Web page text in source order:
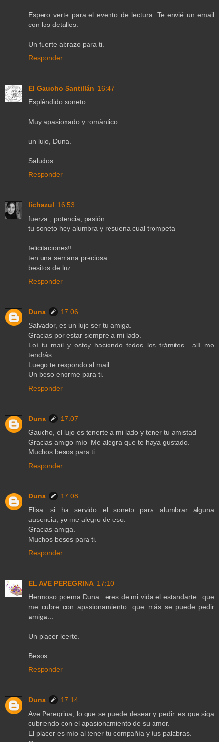
Espero verte para el evento de lectura. Te envié un email
con los detalles.
Un fuerte abrazo para ti.
Responder
El Gaucho Santillán 16:47
Esplèndido soneto.
Muy apasionado y romàntico.
un lujo, Duna.
Saludos
Responder
lichazul 16:53
fuerza , potencia, pasión
tu soneto hoy alumbra y resuena cual trompeta
felicitaciones!!
ten una semana preciosa
besitos de luz
Responder
Duna
17:06
Salvador, es un lujo ser tu amiga.
Gracias por estar siempre a mi lado.
Leí tu mail y estoy haciendo todos los trámites....allí me
tendrás.
Luego te respondo al mail
Un beso enorme para ti.
Responder
Duna
17:07
Gaucho, el lujo es tenerte a mi lado y tener tu amistad.
Gracias amigo mío. Me alegra que te haya gustado.
Muchos besos para ti.
Responder
Duna
17:08
Elisa, si ha servido el soneto para alumbrar alguna
ausencia, yo me alegro de eso.
Gracias amiga.
Muchos besos para ti.
Responder
EL AVE PEREGRINA 17:10
Hermoso poema Duna...eres de mi vida el estandarte...que
me cubre con apasionamiento...que más se puede pedir
amiga...
Un placer leerte.
Besos.
Responder
Duna
17:14
Ave Peregrina, lo que se puede desear y pedir, es que siga
cubriendo con el apasionamiento de su amor.
El placer es mío al tener tu compañía y tus palabras.